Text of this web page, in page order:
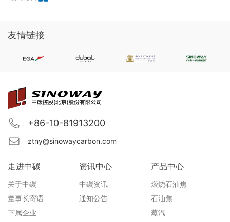
友情链接
走进中碳
关于中碳
董事长寄语
下属企业
资讯中心
中碳资讯
通知公告
产品中心
煅烧石油焦
石油焦
蒸汽
+86-10-81913200
ztny@sinowaycarbon.com